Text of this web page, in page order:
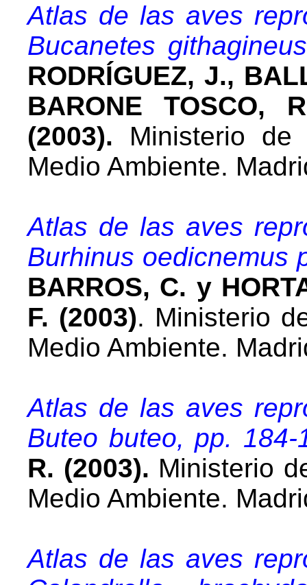
Atlas de las aves
Bucanetes
RODRÍGUEZ, J.,
BARONE TOSCO,
(2003). Ministerio de
Medio Ambiente.
Atlas de las aves
Burhinus oedicnemus
BARROS, C. y
F. (2003). Ministerio
Medio Ambiente.
Atlas de las aves
Buteo buteo, pp. 184-
R. (2003). Ministerio
Medio Ambiente.
Atlas de las aves